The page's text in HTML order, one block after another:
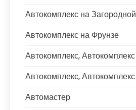
Автокомплекс на Загородной
Автокомплекс на Фрунзе
Автокомплекс, Автокомплекс
Автокомплекс, Автокомплекс
Автомастер